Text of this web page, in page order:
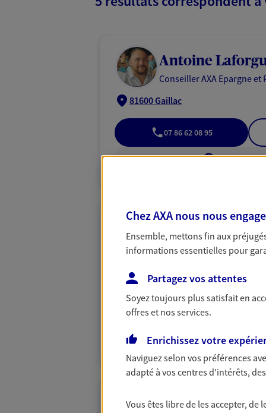
Antoine
Conseiller AXA Epargne et
81600 Gaillac
07 86 62 08 95
VOIR NOTRE
Marina Cabrol
Mandataire d'Assurance
06 76 69 26 52
N° Orias * (orias.fr) : 25009105
Sonia Sallat
Chez AXA nous nous
Ensemble, mettons fin aux
informations essentielles pour
Partagez vos attentes
Soyez toujours plus satisfait en
offres et nos services.
Enrichissez votre
Naviguez selon vos préférences
adapté à vos centres d'intérêts,
Vous êtes libre de les accepter,